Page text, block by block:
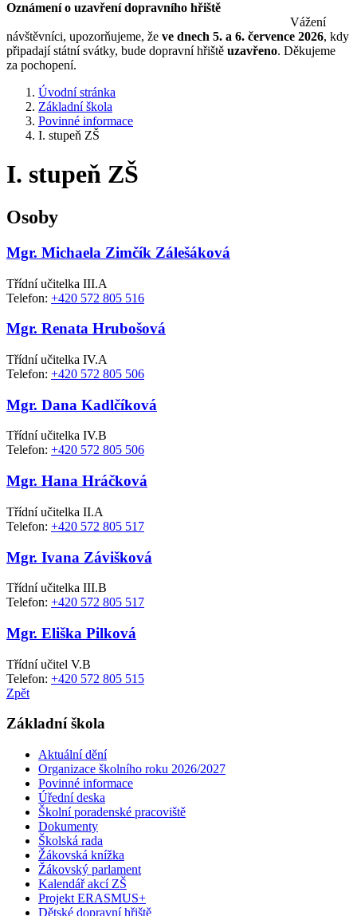
Oznámení o uzavření dopravního hřiště
Vážení
návštěvníci, upozorňujeme, že ve dnech 5. a 6. července 2026, kdy
připadají státní svátky, bude dopravní hřiště uzavřeno. Děkujeme
za pochopení.
Úvodní stránka
Základní škola
Povinné informace
I. stupeň ZŠ
I. stupeň ZŠ
Osoby
Mgr. Michaela Zimčík Zálešáková
Třídní učitelka III.A
Telefon: +420 572 805 516
Mgr. Renata Hrubošová
Třídní učitelka IV.A
Telefon: +420 572 805 506
Mgr. Dana Kadlčíková
Třídní učitelka IV.B
Telefon: +420 572 805 506
Mgr. Hana Hráčková
Třídní učitelka II.A
Telefon: +420 572 805 517
Mgr. Ivana Závišková
Třídní učitelka III.B
Telefon: +420 572 805 517
Mgr. Eliška Pilková
Třídní učitel V.B
Telefon: +420 572 805 515
Zpět
Základní škola
Aktuální dění
Organizace školního roku 2026/2027
Povinné informace
Úřední deska
Školní poradenské pracoviště
Dokumenty
Školská rada
Žákovská knížka
Žákovský parlament
Kalendář akcí ZŠ
Projekt ERASMUS+
Dětské dopravní hřiště